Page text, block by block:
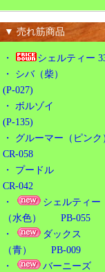
▼ 売れ筋商品
・
シェルティー
・ シバ（柴）
(P-027)
・ ボルゾイ
(P-135)
・ グルーマー（ピンク
CR-058
・ プードル
CR-042
・
シェルティー
（水色） PB-055
・
ダックス
（青） PB-009
・
バーニーズ